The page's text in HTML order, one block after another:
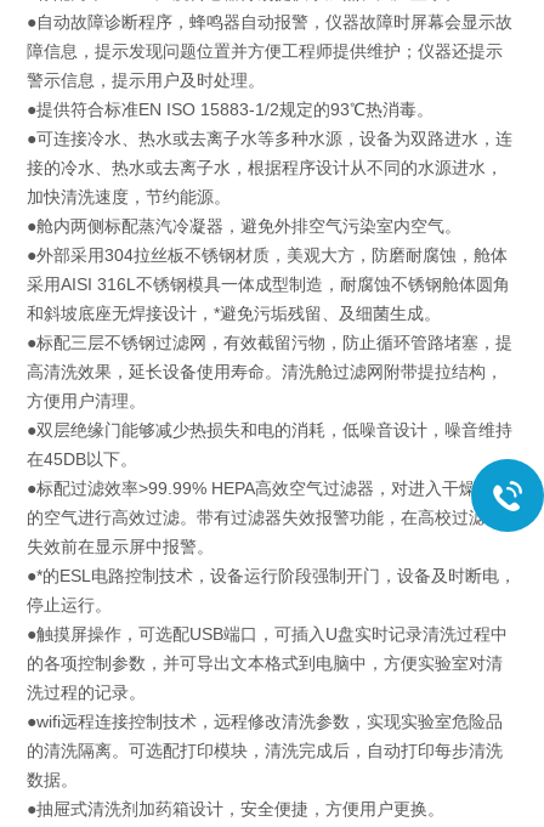
●自动故障诊断程序，蜂鸣器自动报警，仪器故障时屏幕会显示故
障信息，提示发现问题位置并方便工程师提供维护；仪器还提示
警示信息，提示用户及时处理。
●提供符合标准EN ISO 15883-1/2规定的93℃热消毒。
●可连接冷水、热水或去离子水等多种水源，设备为双路进水，连
接的冷水、热水或去离子水，根据程序设计从不同的水源进水，
加快清洗速度，节约能源。
●舱内两侧标配蒸汽冷凝器，避免外排空气污染室内空气。
●外部采用304拉丝板不锈钢材质，美观大方，防磨耐腐蚀，舱体
采用AISI 316L不锈钢模具一体成型制造，耐腐蚀不锈钢舱体圆角
和斜坡底座无焊接设计，*避免污垢残留、及细菌生成。
●标配三层不锈钢过滤网，有效截留污物，防止循环管路堵塞，提
高清洗效果，延长设备使用寿命。清洗舱过滤网附带提拉结构，
方便用户清理。
●双层绝缘门能够减少热损失和电的消耗，低噪音设计，噪音维持
在45DB以下。
●标配过滤效率>99.99% HEPA高效空气过滤器，对进入干燥系统
的空气进行高效过滤。带有过滤器失效报警功能，在高校过滤器
失效前在显示屏中报警。
●*的ESL电路控制技术，设备运行阶段强制开门，设备及时断电，
停止运行。
●触摸屏操作，可选配USB端口，可插入U盘实时记录清洗过程中
的各项控制参数，并可导出文本格式到电脑中，方便实验室对清
洗过程的记录。
●wifi远程连接控制技术，远程修改清洗参数，实现实验室危险品
的清洗隔离。可选配打印模块，清洗完成后，自动打印每步清洗
数据。
●抽屉式清洗剂加药箱设计，安全便捷，方便用户更换。